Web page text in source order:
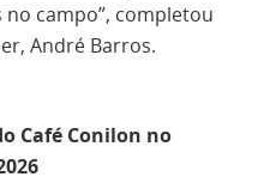
campo”, completou
André Barros.
Café Conilon no